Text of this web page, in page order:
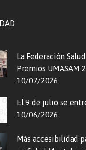
La Federación
Premios UMASAM
10/07/2026
El 9 de julio se
10/06/2026
Más accesibilidad